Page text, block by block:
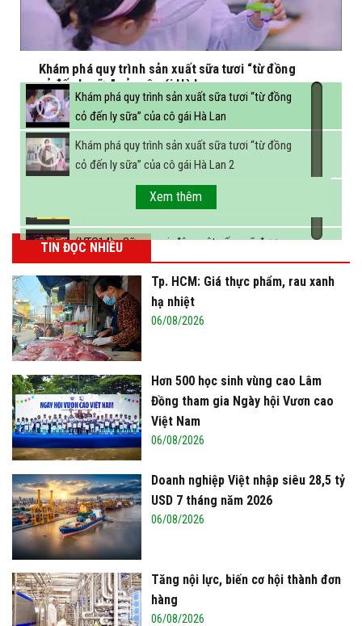
Khám phá quy trình sản xuất sữa tươi “từ đồng
cỏ đến ly sữa” của cô gái Hà Lan
Khám phá quy trình sản xuất sữa tươi “từ đồng
cỏ đến ly sữa” của cô gái Hà Lan
Khám phá quy trình sản xuất sữa tươi “từ đồng
cỏ đến ly sữa” của cô gái Hà Lan 2
FBNC - Ngành sữa hướng tới mục tiêu 3,4 tỷ lít
sữa vào năm 2025
(VTC14) - Sữa ngoại, động vật sống sẽ được
miễn thuế nhập khẩu
Xem thêm
TIN ĐỌC NHIỀU
Tp. HCM: Giá thực phẩm, rau xanh
hạ nhiệt
06/08/2026
Hơn 500 học sinh vùng cao Lâm
Đồng tham gia Ngày hội Vươn cao
Việt Nam
06/08/2026
Doanh nghiệp Việt nhập siêu 28,5 tỷ
USD 7 tháng năm 2026
06/08/2026
Tăng nội lực, biến cơ hội thành đơn
hàng
06/08/2026